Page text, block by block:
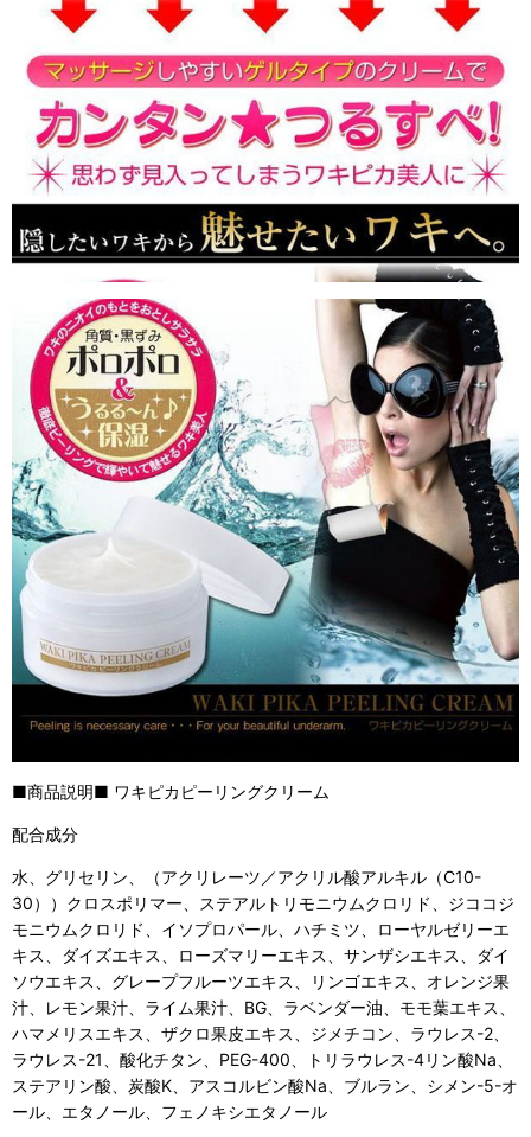
■商品説明■ ワキピカピーリングクリーム
配合成分
水、グリセリン、（アクリレーツ／アクリル酸アルキル（C10-
30））クロスポリマー、ステアルトリモニウムクロリド、ジココジ
モニウムクロリド、イソプロパール、ハチミツ、ローヤルゼリーエ
キス、ダイズエキス、ローズマリーエキス、サンザシエキス、ダイ
ソウエキス、グレープフルーツエキス、リンゴエキス、オレンジ果
汁、レモン果汁、ライム果汁、BG、ラベンダー油、モモ葉エキス、
ハマメリスエキス、ザクロ果皮エキス、ジメチコン、ラウレス-2、
ラウレス-21、酸化チタン、PEG-400、トリラウレス-4リン酸Na、
ステアリン酸、炭酸K、アスコルビン酸Na、ブルラン、シメン-5-オ
ール、エタノール、フェノキシエタノール